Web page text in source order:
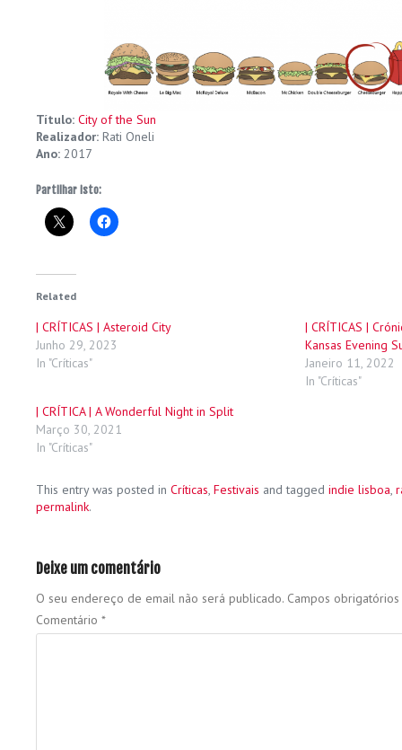
Título: City of the Sun
Realizador: Rati Oneli
Ano: 2017
Partilhar isto:
Related
| CRÍTICAS | Asteroid City
Junho 29, 2023
In "Críticas"
| CRÍTICAS |
Kansas Evening
Janeiro 11, 2022
In "Críticas"
| CRÍTICA | A Wonderful Night in Split
Março 30, 2021
In "Críticas"
This entry was posted in Críticas Festivais and tagged indie lisboa
permalink.
Deixe um comentário
O seu endereço de email não será publicado. Campos
Comentário *